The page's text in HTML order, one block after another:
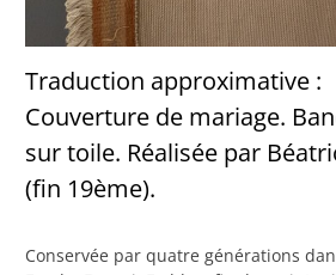
Traduction approximative :
Couverture de mariage.
sur toile. Réalisée par
(fin 19ème).
Conservée par quatre générations